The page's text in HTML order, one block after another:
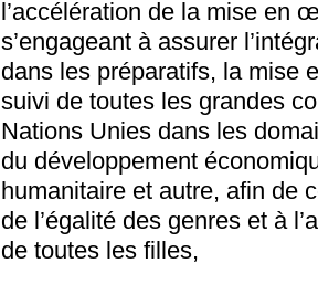
l’accélération de la mise en
s’engageant à assurer
dans les préparatifs, la mise
suivi de toutes les grandes
Nations Unies dans les
du développement
humanitaire et autre, afin de
de l’égalité des genres et à
de toutes les filles,